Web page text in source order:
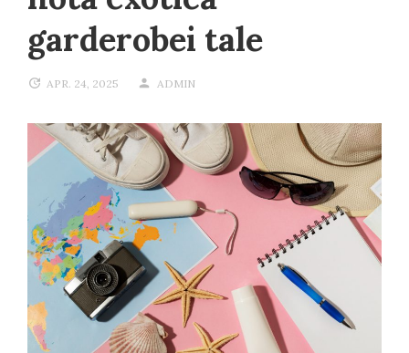
garderobei tale
APR. 24, 2025 ADMIN